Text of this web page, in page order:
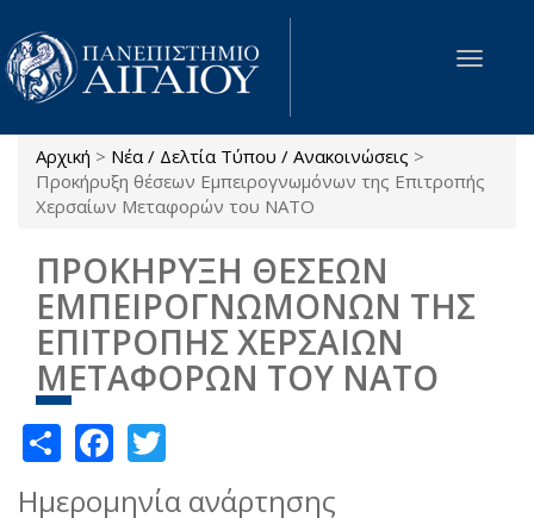
Παράκαμψη προς το κυρίως περιεχόμενο
Toggle
Είστε εδώ
Αρχική > Νέα / Δελτία Τύπου / Ανακοινώσεις >
Προκήρυξη θέσεων Εμπειρογνωμόνων της Επιτροπής
Χερσαίων Μεταφορών του ΝΑΤΟ
ΠΡΟΚΗΡΥΞΗ ΘΕΣΕΩΝ
ΕΜΠΕΙΡΟΓΝΩΜΟΝΩΝ ΤΗΣ
ΕΠΙΤΡΟΠΗΣ ΧΕΡΣΑΙΩΝ
ΜΕΤΑΦΟΡΩΝ ΤΟΥ ΝΑΤΟ
ShareFacebook
Ημερομηνία ανάρτησης